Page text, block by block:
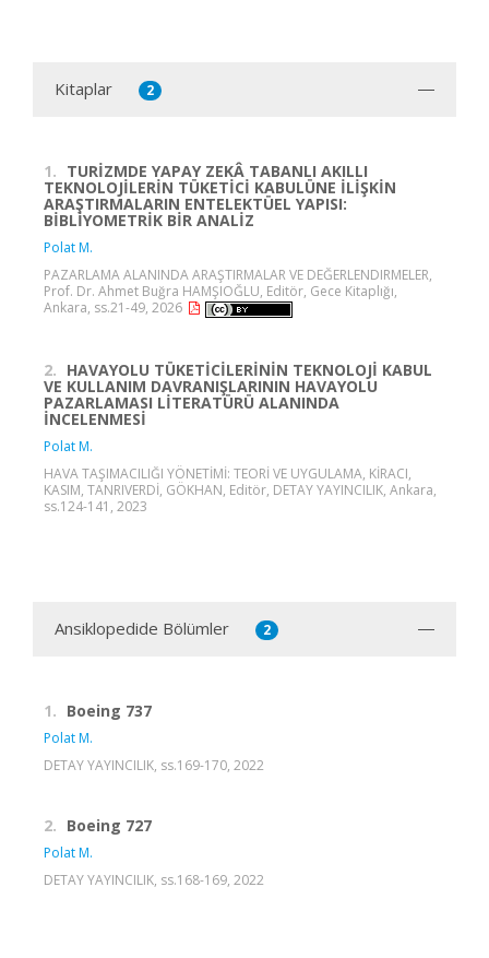
Kitaplar 2
1. TURİZMDE YAPAY ZEKÂ TABANLI AKILLI
TEKNOLOJİLERİN TÜKETİCİ KABULÜNE İLİŞKİN
ARAŞTIRMALARIN ENTELEKTÜEL YAPISI:
BİBLİYOMETRİK BİR ANALİZ
Polat M.
PAZARLAMA ALANINDA ARAŞTIRMALAR VE DEĞERLENDIRMELER,
Prof. Dr. Ahmet Buğra HAMŞIOĞLU, Editör, Gece Kitaplığı,
Ankara, ss.21-49, 2026
2. HAVAYOLU TÜKETİCİLERİNİN TEKNOLOJİ KABUL
VE KULLANIM DAVRANIŞLARININ HAVAYOLU
PAZARLAMASI LİTERATÜRÜ ALANINDA
İNCELENMESİ
Polat M.
HAVA TAŞIMACILIĞI YÖNETİMİ: TEORİ VE UYGULAMA, KİRACI,
KASIM, TANRIVERDİ, GÖKHAN, Editör, DETAY YAYINCILIK, Ankara,
ss.124-141, 2023
Ansiklopedide Bölümler 2
1. Boeing 737
Polat M.
DETAY YAYINCILIK, ss.169-170, 2022
2. Boeing 727
Polat M.
DETAY YAYINCILIK, ss.168-169, 2022